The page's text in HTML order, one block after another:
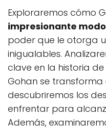
Exploraremos cómo
impresionante
poder que le otorga
inigualables.
clave en la historia
Gohan se transforma
descubriremos los
enfrentar para
Además,